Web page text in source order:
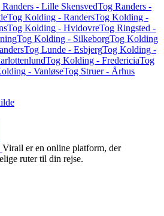
Randers - Lille SkensvedTog Randers -
Tog Kolding - RandersTog Kolding -
Tog Kolding - HvidovreTog Ringsted -
Tog Kolding - SilkeborgTog Kolding
Tog Lunde - EsbjergTog Kolding -
Tog Kolding - FredericiaTog
- VanløseTog Struer - Århus
Virail er en online platform, der
ruter til din rejse.